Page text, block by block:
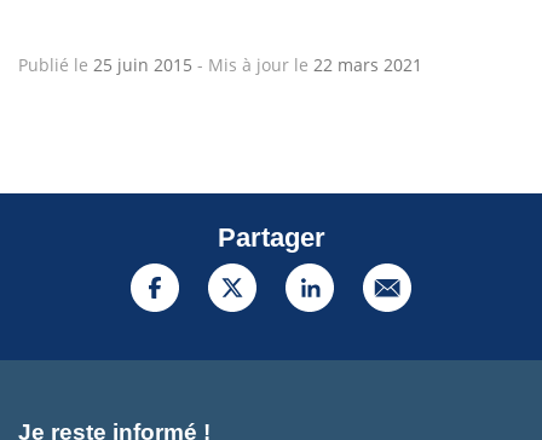
Publié le 25 juin 2015 - Mis à jour le 22 mars 2021
Partager
Je reste informé !